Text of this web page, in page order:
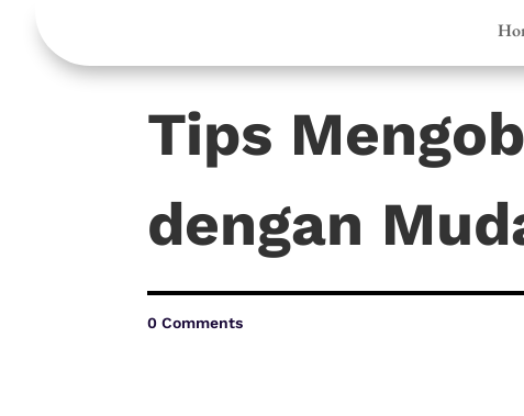
Tips
dengan
0 Comments